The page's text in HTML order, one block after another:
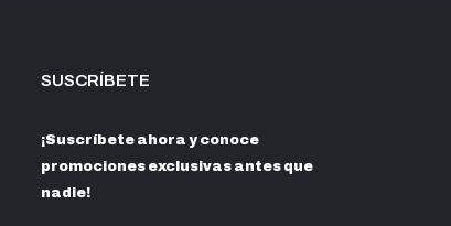
SUSCRÍBETE
¡Suscríbete ahora y conoce
promociones exclusivas antes que
nadie!